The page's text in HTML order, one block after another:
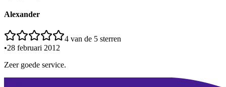
Alexander
4 van de 5 sterren
•28 februari 2012
Zeer goede service.